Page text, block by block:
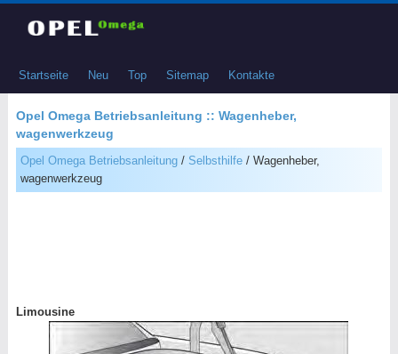
Startseite Neu Top Sitemap Kontakte
Opel Omega Betriebsanleitung :: Wagenheber,
wagenwerkzeug
Opel Omega Betriebsanleitung/ Selbsthilfe/ Wagenheber,
wagenwerkzeug
Limousine